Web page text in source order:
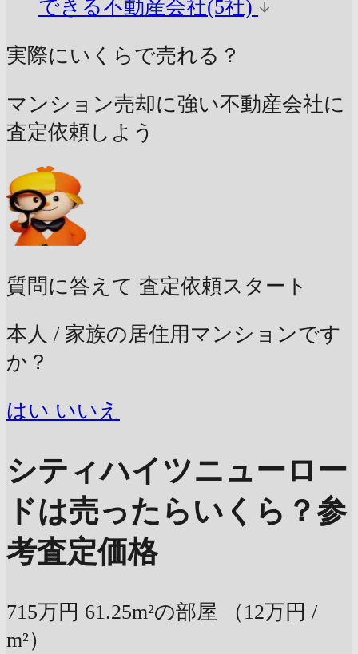
できる不動産会社(5社)
実際にいくらで売れる？
マンション売却に強い不動産会社に
査定依頼しよう
質問に答えて 査定依頼スタート
本人 / 家族の居住用マンションです
か？
はい いいえ
シティハイツニューロー
ドは売ったらいくら？参
考査定価格
715万円 61.25m²の部屋
（12万円 /
m²）